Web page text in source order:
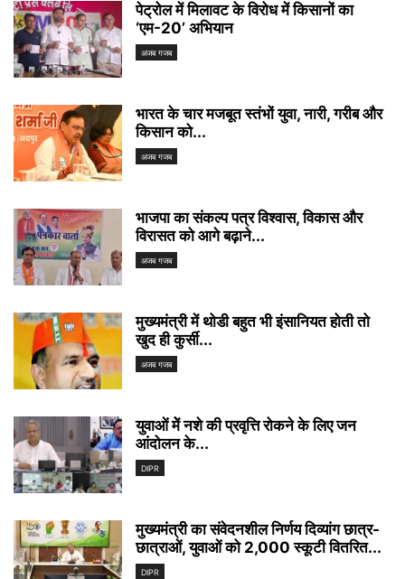
पेट्रोल में मिलावट के विरोध में किसानों का
‘एम-20’ अभियान
अजब गजब
भारत के चार मजबूत स्तंभों युवा, नारी, गरीब और
किसान को...
अजब गजब
भाजपा का संकल्प पत्र विश्वास, विकास और
विरासत को आगे बढ़ाने...
अजब गजब
मुख्यमंत्री में थोडी बहुत भी इंसानियत होती तो
खुद ही कुर्सी...
अजब गजब
युवाओं मेें नशे की प्रवृत्ति रोकने के लिए जन
आंदोलन के...
DIPR
मुख्यमंत्री का संवेदनशील निर्णय दिव्यांग छात्र-
छात्राओं, युवाओं को 2,000 स्कूटी वितरित...
DIPR